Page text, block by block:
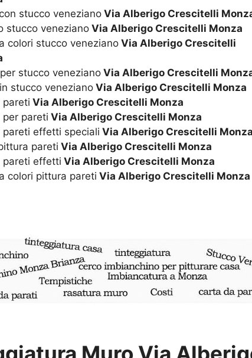
stucco venezianoVia Alberigo Crescitelli
stucco veneziano Via Alberigo Crescitelli Monza
colori stucco veneziano Via Alberigo Crescitelli
stucco venezianoVia Alberigo Crescitelli
stucco veneziano Via Alberigo Crescitelli Monza
pareti Via Alberigo Crescitelli Monza
per pareti Via Alberigo Crescitelli Monza
pareti effetti speciali Via Alberigo Crescitelli Monza
pareti Via Alberigo Crescitelli Monza
pareti effetti Via Alberigo Crescitelli Monza
colori pittura pareti Via Alberigo Crescitelli Monza